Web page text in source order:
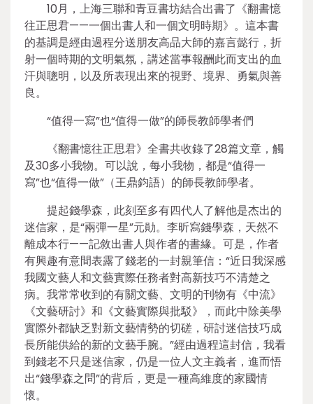
10月，上海三聯和青豆書坊結合出書了《翻書憶
往正思君——一個出書人和一個文明時期》。這本書
的基調是經由過程分送朋友高品大師的嘉言懿行，折
射一個時期的文明氣氛，講述當事報酬此而支出的血
汗與聰明，以及所表現出來的視野、境界、勇氣與善
良。
“值得一寫”也“值得一做”的師長教師學者們
《翻書憶往正思君》全書共收錄了28篇文章，觸
及30多小我物。可以說，每小我物，都是“值得一
寫”也“值得一做”（王鼎鈞語）的師長教師學者。
提起錢學森，此刻至多有四代人了解他是杰出的
迷信家，是“兩彈一星”元勛。李昕寫錢學森，天然不
離成本行——記敘出書人與作者的書緣。可是，作者
有興趣有意間表露了錢老的一封親筆信：“近日我深感
我國文藝人和文藝實際任務者對高新技巧不清楚之
病。我常常收到的有關文藝、文明的刊物有《中流》
《文藝研討》和《文藝實際與批駁》，而此中除美學
實際外都缺乏對新文藝情勢的切磋，研討迷信技巧成
長所能供給的新的文藝手腕。”經由過程這封信，我看
到錢老不只是迷信家，仍是一位人文主義者，進而悟
出“錢學森之問”的背后，更是一種高維度的家國情
懷。